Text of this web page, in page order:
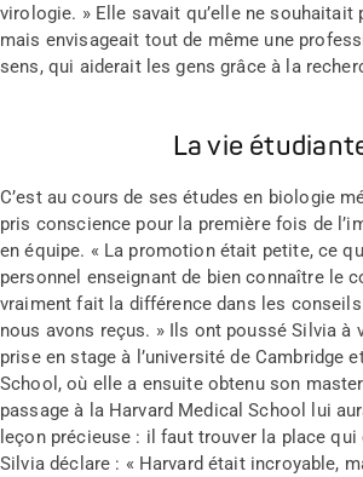
virologie. » Elle savait qu’elle ne souhaitait
mais envisageait tout de même une
sens, qui aiderait les gens grâce à la
La vie
C’est au cours de ses études en biologie
pris conscience pour la première fois de
en équipe. « La promotion était petite, ce
personnel enseignant de bien connaître le
vraiment fait la différence dans les conseils
nous avons reçus. » Ils ont poussé Silvia à
prise en stage à l’université de Cambridge
School, où elle a ensuite obtenu son
passage à la Harvard Medical School lui
leçon précieuse : il faut trouver la place
Silvia déclare : « Harvard était incroyable,